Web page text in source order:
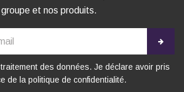
et nos produits.
des données. Je déclare avoir pris
de la politique de confidentialité.